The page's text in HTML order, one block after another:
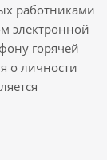
работниками
электронной
горячей
о личности